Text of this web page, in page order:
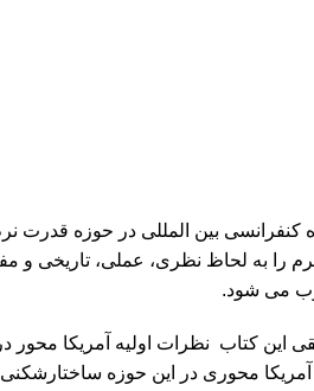
کنفرانسی بین المللی در حوزه قدرت
را به لحاظ نظری، عملی، تاریخی و
می شود.
این کتاب نظرات اولیه آمریکا محور
محوری در این حوزه ساختارشکنی